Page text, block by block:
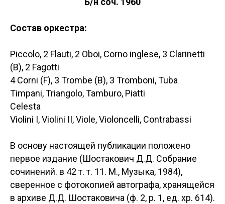
Состав оркестра:
Piccolo, 2 Flauti, 2 Oboi, Corno inglese, 3 Clarinetti
(B), 2 Fagotti
4 Corni (F), 3 Trombe (B), 3 Tromboni, Tuba
Timpani, Triangolo, Tamburo, Piatti
Celesta
Violini I, Violini II, Viole, Violoncelli, Contrabassi
В основу настоящей публикации положено
первое издание (Шостакович Д.Д. Собрание
сочинений. в 42 т. т. 11. М., Музыка, 1984),
сверенное с фотокопией автографа, хранящейся
в архиве Д.Д. Шостаковича (ф. 2, р. 1, ед. хр. 614).